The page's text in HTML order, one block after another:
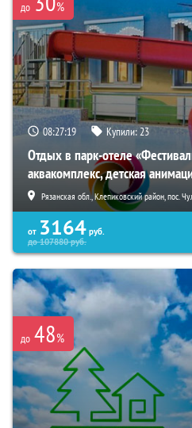
до %
08:27:18 Купили:23
Отдых в парк-отеле
аквакомплекс, детская
Рязанская обл., Клепиковский район, пос.
от 3164 руб.
до107880руб.
до 48%